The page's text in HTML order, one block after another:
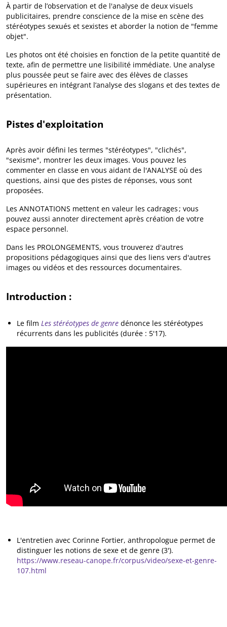
À partir de l’observation et de l'analyse de deux visuels
publicitaires, prendre conscience de la mise en scène des
stéréotypes sexués et sexistes et aborder la notion de "femme
objet".
Les photos ont été choisies en fonction de la petite quantité de
texte, afin de permettre une lisibilité immédiate. Une analyse
plus poussée peut se faire avec des élèves de classes
supérieures en intégrant l’analyse des slogans et des textes de
présentation.
Pistes d'exploitation
Après avoir défini les termes "stéréotypes", "clichés",
"sexisme", montrer les deux images. Vous pouvez les
commenter en classe en vous aidant de l'ANALYSE où des
questions, ainsi que des pistes de réponses, vous sont
proposées.
Les ANNOTATIONS mettent en valeur les cadrages ; vous
pouvez aussi annoter directement après création de votre
espace personnel.
Dans les PROLONGEMENTS, vous trouverez d'autres
propositions pédagogiques ainsi que des liens vers d'autres
images ou vidéos et des ressources documentaires.
Introduction :
Le film Les stéréotypes de genre dénonce les stéréotypes
récurrents dans les publicités (durée : 5'17).
L'entretien avec Corinne Fortier, anthropologue permet de
distinguer les notions de sexe et de genre (3').
https://www.reseau-canope.fr/corpus/video/sexe-et-genre-
107.html